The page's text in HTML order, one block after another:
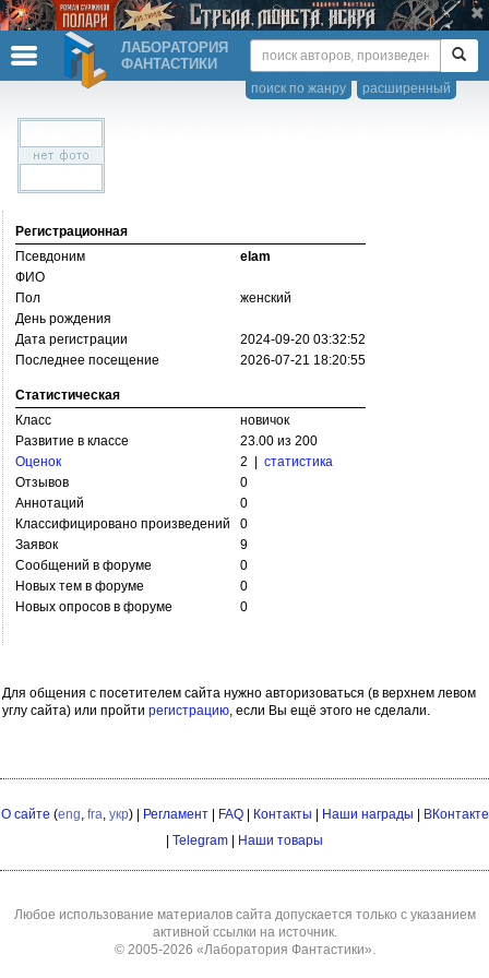
ЛАБОРАТОРИЯ
ФАНТАСТИКИ
расширенный
поиск по жанру
Регистрационная
Псевдоним
elam
ФИО
Пол
женский
День рождения
Дата регистрации
2024-09-20 03:32:52
Последнее посещение
2026-07-21 18:20:55
Статистическая
Класс
новичок
Развитие в классе
23.00 из 200
Оценок
2 | статистика
Отзывов
0
Аннотаций
0
Классифицировано произведений
0
Заявок
9
Сообщений в форуме
0
Новых тем в форуме
0
Новых опросов в форуме
0
Для общения с посетителем сайта нужно авторизоваться (в верхнем левом
углу сайта) или пройти регистрацию, если Вы ещё этого не сделали.
О сайте (eng, fra, укр) | Регламент| FAQ| Контакты Наши награды
ВКонтакте
Telegram Наши товары
Любое использование материалов сайта допускается только с указанием
активной ссылки на источник.
© 2005-2026 «Лаборатория Фантастики».